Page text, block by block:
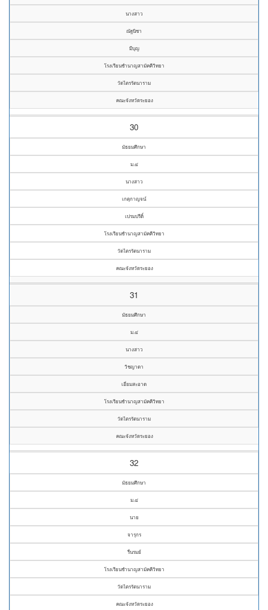
นางสาว
ณัฐนิชา
มีบุญ
โรงเรียนชำนาญสามัคคีวิทยา
วัดไตรรัตนาราม
คณะจังหวัดระยอง
30
มัธยมศึกษา
ม.๔
นางสาว
เกตุกาญจน์
เปรมปรีดิ์
โรงเรียนชำนาญสามัคคีวิทยา
วัดไตรรัตนาราม
คณะจังหวัดระยอง
31
มัธยมศึกษา
ม.๔
นางสาว
วิชญาดา
เอี่ยมสะอาด
โรงเรียนชำนาญสามัคคีวิทยา
วัดไตรรัตนาราม
คณะจังหวัดระยอง
32
มัธยมศึกษา
ม.๔
นาย
จารุกร
รื่นรมย์
โรงเรียนชำนาญสามัคคีวิทยา
วัดไตรรัตนาราม
คณะจังหวัดระยอง